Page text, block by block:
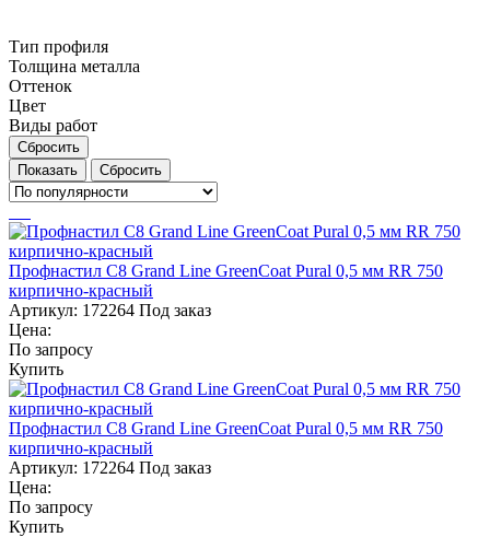
Тип профиля
Толщина металла
Оттенок
Цвет
Виды работ
Сбросить
Сбросить
Профнастил С8 Grand Line GreenCoat Pural 0,5 мм RR 750
кирпично-красный
Артикул: 172264 Под заказ
Цена:
По запросу
Купить
Профнастил С8 Grand Line GreenCoat Pural 0,5 мм RR 750
кирпично-красный
Артикул: 172264 Под заказ
Цена:
По запросу
Купить